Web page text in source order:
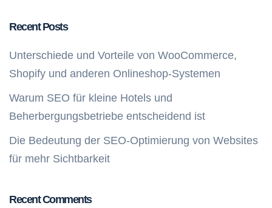
Recent Posts
Unterschiede und Vorteile von WooCommerce,
Shopify und anderen Onlineshop-Systemen
Warum SEO für kleine Hotels und
Beherbergungsbetriebe entscheidend ist
Die Bedeutung der SEO-Optimierung von Websites
für mehr Sichtbarkeit
Recent Comments